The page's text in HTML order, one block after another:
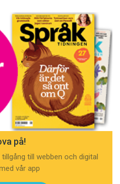
på!
till webben och digital
vår app